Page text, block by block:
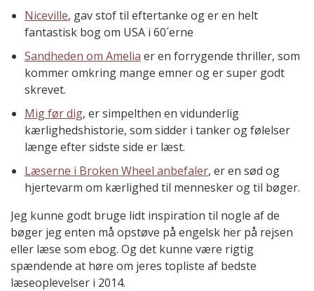
Niceville, gav stof til eftertanke og er en helt
fantastisk bog om USA i 60´erne
Sandheden om Amelia er en forrygende thriller, som
kommer omkring mange emner og er super godt
skrevet.
Mig før dig, er simpelthen en vidunderlig
kærlighedshistorie, som sidder i tanker og følelser
længe efter sidste side er læst.
Læserne i Broken Wheel anbefaler, er en sød og
hjertevarm om kærlighed til mennesker og til bøger.
Jeg kunne godt bruge lidt inspiration til nogle af de
bøger jeg enten må opstøve på engelsk her på rejsen
eller læse som ebog. Og det kunne være rigtig
spændende at høre om jeres topliste af bedste
læseoplevelser i 2014.